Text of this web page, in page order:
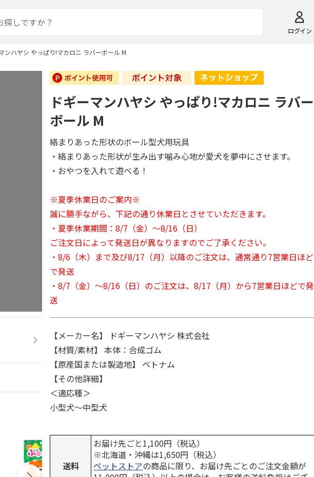
ログイン
ンハヤシ やっぱり!マカロニ ラバーボール M
ドギーマンハヤシ やっぱり!マカロニ ラバー
ボール M
絡まりあった形状のボール型犬用玩具
・絡まりあった形状が生み出す噛み心地が愛犬を夢中にさせます。
・おやつを入れて遊べる！
※夏季休業日のご案内※
誠に勝手ながら、下記の通り休業日とさせていただきます。
・夏季休業期間：8/7（金）～8/16（日）
ご注文日によって発送日が異なりますのでご了承ください。
・8/6（木）まで及び8/17（月）以降のご注文は、通常通り7営業日ほど
で発送
・8/7（金）～8/16（日）のご注文は、8/17（月）から7営業日ほどで発
送
【メーカー名】 ドギーマンハヤシ 株式会社
【材質/素材】 本体：合成ゴム
【原産国または製造地】 ベトナム
【その他詳細】
＜適応種＞
小型犬～中型犬
送料
お届け先ごと1,100円（税込）
※北海道・沖縄は1,650円（税込）
ペットストアの商品に限り、お届け先ごとのご注文金額が